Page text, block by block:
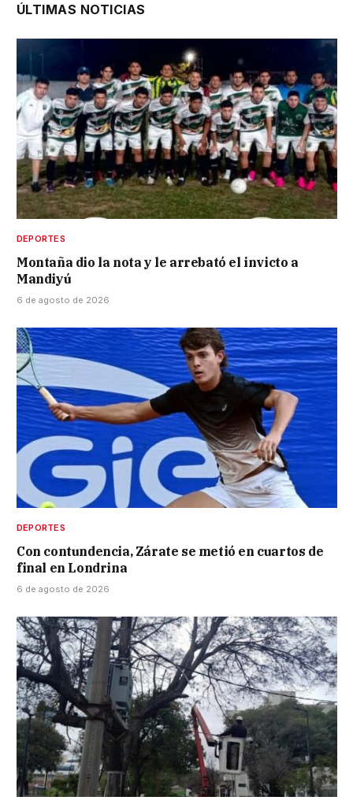
ÚLTIMAS NOTICIAS
DEPORTES
Montaña dio la nota y le arrebató el invicto a
Mandiyú
6 de agosto de 2026
DEPORTES
Con contundencia, Zárate se metió en cuartos de
final en Londrina
6 de agosto de 2026